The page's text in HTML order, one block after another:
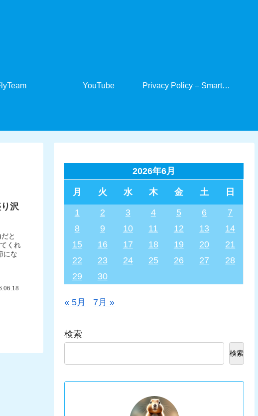
YouTube Privacy Policy – SmartCabinet
沢
と
くれ
にな
2026年6月
月 火 水 木 金 土 日
1 2 3 4 5 6
7
8
9 10 11 12 13
14
15
16 17 18 19 20
21
22
23 24 25 26 27
28
29
30
« 5月 7月 »
検索
検索